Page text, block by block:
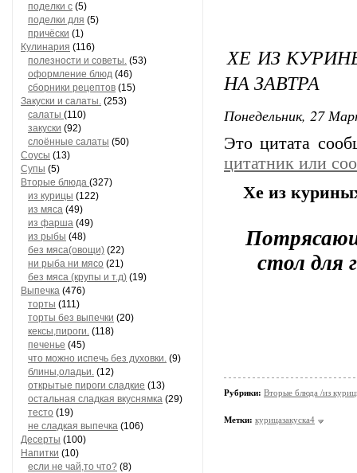
поделки с (5)
поделки для (5)
причёски (1)
Кулинария (116)
полезности и советы. (53)
оформление блюд (46)
сборники рецептов (15)
Закуски и салаты. (253)
салаты (110)
закуски (92)
слоённые салаты (50)
Соусы (13)
Супы (5)
Вторые блюда (327)
из курицы (122)
из мяса (49)
из фарша (49)
из рыбы (48)
без мяса(овощи) (22)
ни рыба ни мясо (21)
без мяса (крупы и т.д) (19)
Выпечка (476)
торты (111)
торты без выпечки (20)
кексы,пироги. (118)
печенье (45)
что можно испечь без духовки. (9)
блины,оладьи. (12)
открытые пироги сладкие (13)
остальная сладкая вкуснямка (29)
тесто (19)
не сладкая выпечка (106)
Десерты (100)
Напитки (10)
если не чай,то что? (8)
ХЕ ИЗ
НА ЗАВТРА
Понедельник, 27
Это цитата
цитатник или
Хе из
стол для
Рубрики: Вторые блюда /из
Метки: курицазакуска4